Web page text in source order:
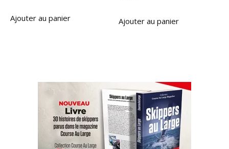
Ajouter au panier Ajouter au panier